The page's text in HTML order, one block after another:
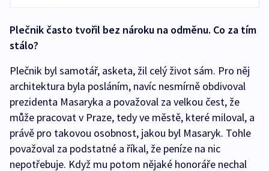
Plečnik často tvořil bez nároku na odměnu. Co za tím
stálo?
Plečnik byl samotář, asketa, žil celý život sám. Pro něj
architektura byla posláním, navíc nesmírně obdivoval
prezidenta Masaryka a považoval za velkou čest, že
může pracovat v Praze, tedy ve městě, které miloval, a
právě pro takovou osobnost, jakou byl Masaryk. Tohle
považoval za podstatné a říkal, že peníze na nic
nepotřebuje. Když mu potom nějaké honoráře nechal